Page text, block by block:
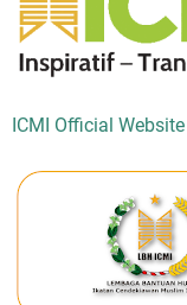
ICMI Official Website